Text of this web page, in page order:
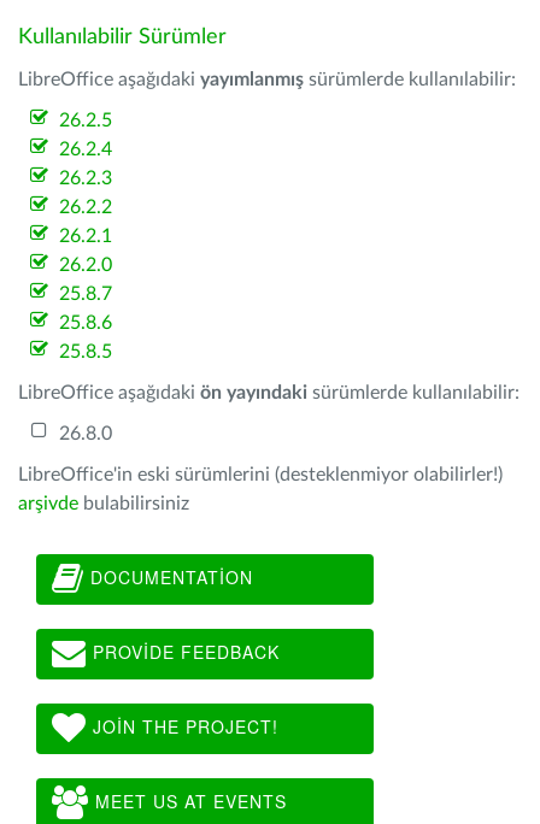
Kullanılabilir Sürümler
LibreOffice aşağıdaki yayımlanmış sürümlerde kullanılabilir:
26.2.5
26.2.4
26.2.3
26.2.2
26.2.1
26.2.0
25.8.7
25.8.6
25.8.5
LibreOffice aşağıdaki ön yayındaki sürümlerde kullanılabilir:
26.8.0
LibreOffice'in eski sürümlerini (desteklenmiyor olabilirler!)
arşivde bulabilirsiniz
DOCUMENTATION
PROVIDE FEEDBACK
JOIN THE PROJECT!
MEET US AT EVENTS